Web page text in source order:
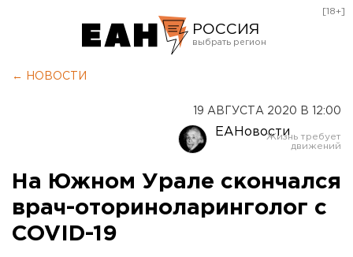
РОССИЯ
Оренбург
[18+]
← НОВОСТИ
19 АВГУСТА 2020 В 12:00
ЕАНовости
На Южном Урале скончался
врач-оториноларинголог с
COVID-19